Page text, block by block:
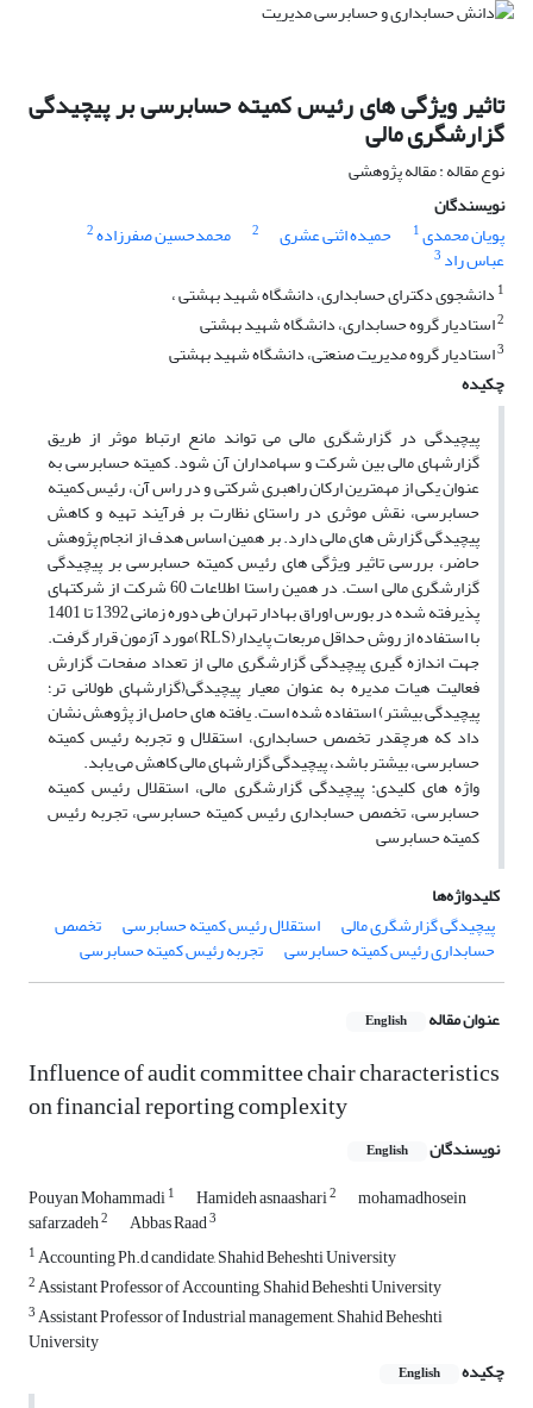
تاثیر ویژگی های رئیس کمیته حسابرسی بر پیچیدگی
گزارشگری مالی
نوع مقاله : مقاله پژوهشی
نویسندگان
پویان محمدی1 حمیده اثنی عشری 2 محمدحسین صفرزاده2
عباس راد 3
1 دانشجوی دکترای حسابداری، دانشگاه شهید بهشتی ،
2استادیار گروه حسابداری، دانشگاه شهید بهشتی
3استادیار گروه مدیریت صنعتی، دانشگاه شهید بهشتی
چکیده
پیچیدگی در گزارشگری مالی می تواند مانع ارتباط موثر از طریق
گزارشهای مالی بین شرکت و سهامداران آن شود. کمیته حسابرسی به
عنوان یکی از مهمترین ارکان راهبری شرکتی و در راس آن، رئیس کمیته
حسابرسی، نقش موثری در راستای نظارت بر فرآیند تهیه و کاهش
پیچیدگی گزارش های مالی دارد. بر همین اساس هدف از انجام پژوهش
حاضر، بررسی تاثیر ویژگی های رئیس کمیته حسابرسی بر پیچیدگی
گزارشگری مالی است. در همین راستا اطلاعات 60 شرکت از شرکتهای
پذیرفته شده در بورس اوراق بهادار تهران طی دوره زمانی 1392 تا 1401
با استفاده از روش حداقل مربعات پایدار(RLS)مورد آزمون قرار گرفت.
جهت اندازه گیری پیچیدگی گزارشگری مالی از تعداد صفحات گزارش
فعالیت هیات مدیره به عنوان معیار پیچیدگی(گزارشهای طولانی تر؛
پیچیدگی بیشتر) استفاده شده است. یافته های حاصل از پژوهش نشان
داد که هرچقدر تخصص حسابداری، استقلال و تجربه رئیس کمیته
حسابرسی، بیشتر باشد، پیچیدگی گزارشهای مالی کاهش می یابد.
واژه های کلیدی: پیچیدگی گزارشگری مالی، استقلال رئیس کمیته
حسابرسی، تخصص حسابداری رئیس کمیته حسابرسی، تجربه رئیس
کمیته حسابرسی
کلیدواژه‌ها
پیچیدگی گزارشگری مالی
استقلال رئیس کمیته حسابرسی تخصص
حسابداری رئیس کمیته حسابرسی تجربه رئیس کمیته حسابرسی
عنوان مقاله English
Influence of audit committee chair characteristics
on financial reporting complexity
نویسندگان English
Pouyan Mohammadi1 Hamideh asnaashari2 mohamadhosein
safarzadeh2 Abbas Raad3
1Accounting Ph.d candidate, Shahid Beheshti University
2Assistant Professor of Accounting, Shahid Beheshti University
3Assistant Professor of Industrial management, Shahid Beheshti
University
چکیده
English